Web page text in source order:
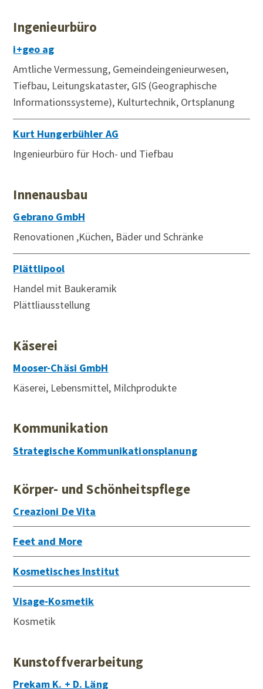
Ingenieurbüro
i+geo ag
Amtliche Vermessung, Gemeindeingenieurwesen,
Tiefbau, Leitungskataster, GIS (Geographische
Informationssysteme), Kulturtechnik, Ortsplanung
Kurt Hungerbühler AG
Ingenieurbüro für Hoch- und Tiefbau
Innenausbau
Gebrano GmbH
Renovationen ,Küchen, Bäder und Schränke
Plättlipool
Handel mit Baukeramik
Plättliausstellung
Käserei
Mooser-Chäsi GmbH
Käserei, Lebensmittel, Milchprodukte
Kommunikation
Strategische Kommunikationsplanung
Körper- und Schönheitspflege
Creazioni De Vita
Feet and More
Kosmetisches Institut
Visage-Kosmetik
Kosmetik
Kunstoffverarbeitung
Prekam K. + D. Läng